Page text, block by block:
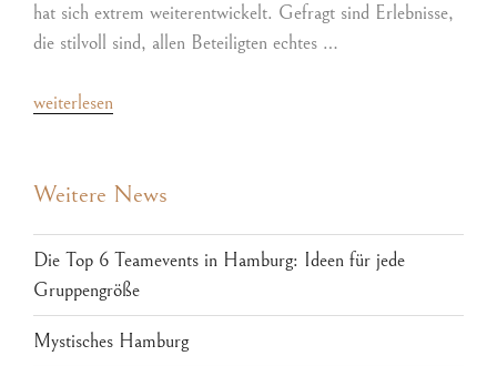
hat sich extrem weiterentwickelt. Gefragt sind Erlebnisse,
die stilvoll sind, allen Beteiligten echtes …
weiterlesen
Weitere News
Die Top 6 Teamevents in Hamburg: Ideen für jede
Gruppengröße
Mystisches Hamburg